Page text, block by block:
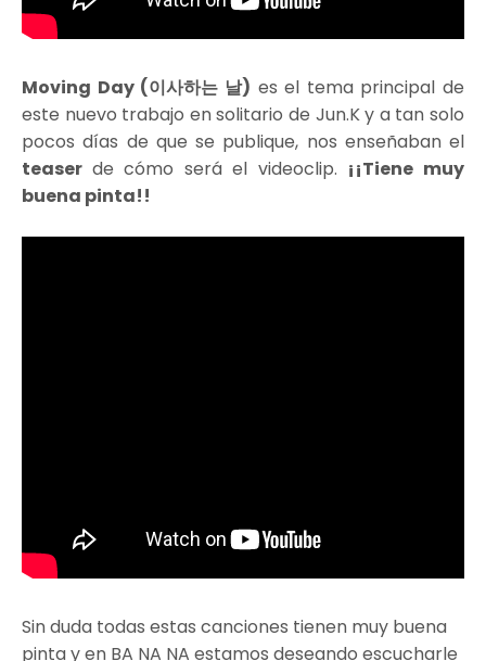
Moving Day (이사하는 날) es el tema principal de
este nuevo trabajo en solitario de Jun.K y a tan solo
pocos días de que se publique, nos enseñaban el
teaser de cómo será el videoclip. ¡¡Tiene muy
buena pinta!!
Sin duda todas estas canciones tienen muy buena
pinta y en BA NA NA estamos deseando escucharle